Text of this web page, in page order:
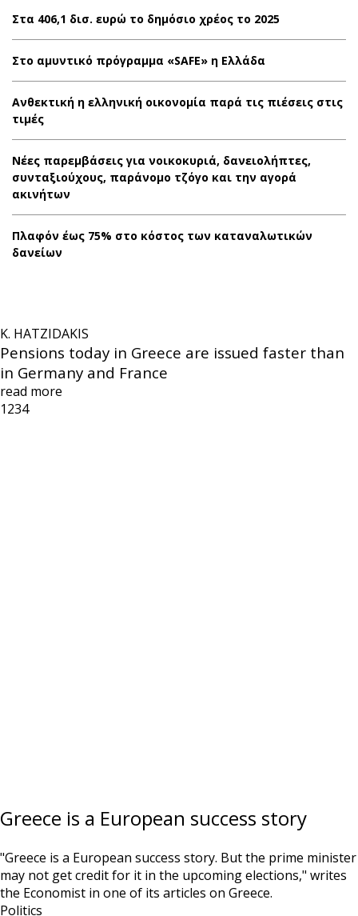
Στα 406,1 δισ. ευρώ το δημόσιο χρέος το 2025
Στο αμυντικό πρόγραμμα «SAFE» η Ελλάδα
Ανθεκτική η ελληνική οικονομία παρά τις πιέσεις στις
τιμές
Νέες παρεμβάσεις για νοικοκυριά, δανειολήπτες,
συνταξιούχους, παράνομο τζόγο και την αγορά
ακινήτων
Πλαφόν έως 75% στο κόστος των καταναλωτικών
δανείων
K. HATZIDAKIS
Pensions today in Greece are issued faster than
in Germany and France
read more
1234
Greece is a European success story
"Greece is a European success story. But the prime minister
may not get credit for it in the upcoming elections," writes
the Economist in one of its articles on Greece.
Politics